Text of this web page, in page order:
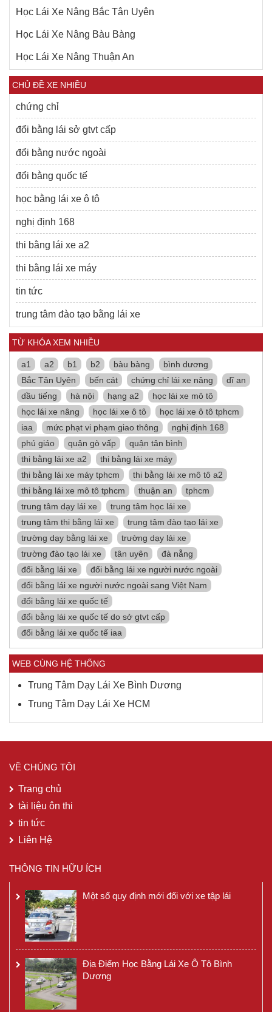
Học Lái Xe Nâng Bắc Tân Uyên
Học Lái Xe Nâng Bàu Bàng
Học Lái Xe Nâng Thuận An
CHỦ ĐỀ XE NHIỀU
chứng chỉ
đổi bằng lái sở gtvt cấp
đổi bằng nước ngoài
đổi bằng quốc tế
học bằng lái xe ô tô
nghị định 168
thi bằng lái xe a2
thi bằng lái xe máy
tin tức
trung tâm đào tạo bằng lái xe
TỪ KHÓA XEM NHIỀU
a1 a2 b1 b2 bàu bàng
bình dương
Bắc Tân Uyên
bến cát chứng chỉ lái xe nâng
dĩ an
dầu tiếng
hà nội hạng a2
học lái xe mô tô
học lái xe nâng
học lái xe ô tô
học lái xe ô tô tphcm
iaa
mức phạt vi phạm giao thông
nghị định 168
phú giáo
quận gò vấp
quận tân bình
thi bằng lái xe a2
thi bằng lái xe máy
thi bằng lái xe máy tphcm
thi bằng lái xe mô tô a2
thi bằng lái xe mô tô tphcm
thuận an
tphcm
trung tâm dạy lái xe
trung tâm học lái xe
trung tâm thi bằng lái xe
trung tâm đào tạo lái xe
trường dạy bằng lái xe
trường dạy lái xe
trường đào tạo lái xe
tân uyên
đà nẵng
đổi bằng lái xe
đổi bằng lái xe người nước ngoài
đổi bằng lái xe người nước ngoài sang Việt Nam
đổi bằng lái xe quốc tế
đổi bằng lái xe quốc tế do sở gtvt cấp
đổi bằng lái xe quốc tế iaa
WEB CÙNG HỆ THỐNG
Trung Tâm Dạy Lái Xe Bình Dương
Trung Tâm Dạy Lái Xe HCM
VỀ CHÚNG TÔI
Trang chủ
tài liệu ôn thi
tin tức
Liên Hệ
THÔNG TIN HỮU ÍCH
Một số quy định mới đối với xe tập lái
Địa Điểm Học Bằng Lái Xe Ô Tô Bình
Dương